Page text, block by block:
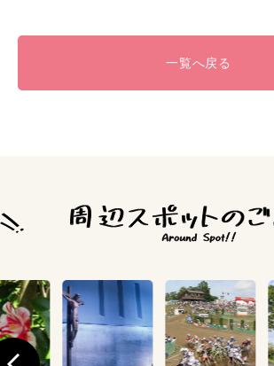
一覧へ戻る